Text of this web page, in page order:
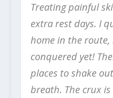
Treating painful
extra rest days. I
home in the route,
conquered yet!
places to shake
breath. The crux